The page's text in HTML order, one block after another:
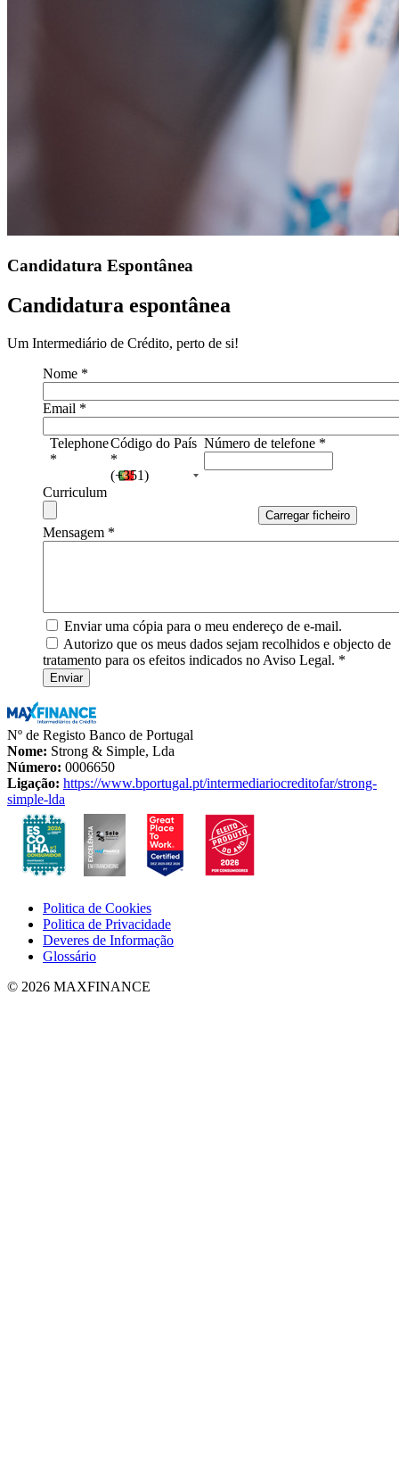
Candidatura Espontânea
Candidatura espontânea
Um Intermediário de Crédito, perto de si!
Nome *
Email *
Telephone
*
Código do País
*
(+351)
Número de telefone *
Curriculum
Mensagem *
Enviar uma cópia para o meu endereço de e-mail.
Autorizo que os meus dados sejam recolhidos e objecto de
tratamento para os efeitos indicados no Aviso Legal. *
Nº de Registo Banco de Portugal
Nome: Strong & Simple, Lda
Número: 0006650
Ligação: https://www.bportugal.pt/intermediariocreditofar/strong-
simple-lda
Politica de Cookies
Politica de Privacidade
Deveres de Informação
Glossário
© 2026 MAXFINANCE